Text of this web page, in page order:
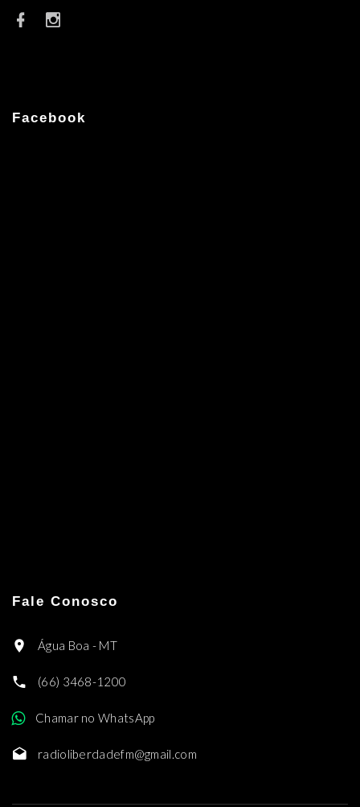
Facebook
Fale Conosco
Água Boa - MT
(66) 3468-1200
Chamar no WhatsApp
radioliberdadefm@gmail.com